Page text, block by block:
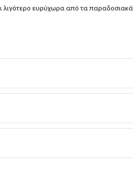
λιγότερο ευρύχωρα από τα